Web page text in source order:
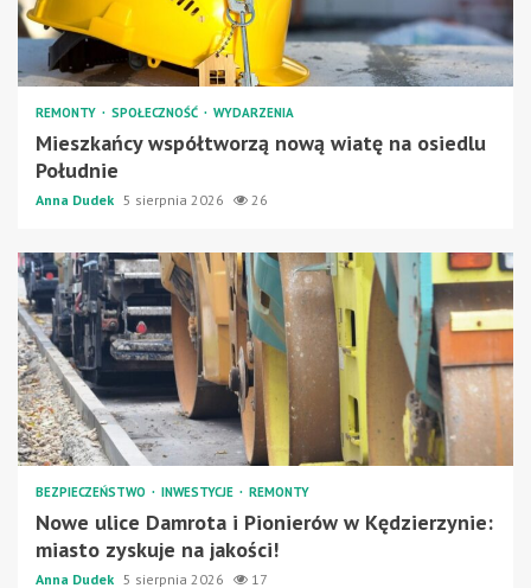
REMONTY SPOŁECZNOŚĆ WYDARZENIA
Mieszkańcy współtworzą nową wiatę na osiedlu
Południe
Anna Dudek 5 sierpnia 2026 26
BEZPIECZEŃSTWO INWESTYCJE REMONTY
Nowe ulice Damrota i Pionierów w Kędzierzynie:
miasto zyskuje na jakości!
Anna Dudek 5 sierpnia 2026 17